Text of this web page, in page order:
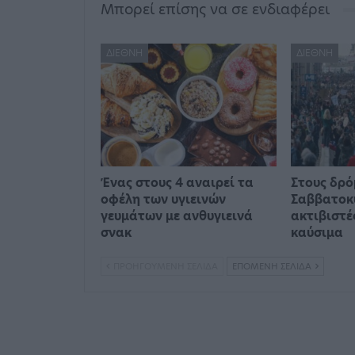
Μπορεί επίσης να σε ενδιαφέρει
ΔΙΕΘΝΉ
Ένας στους 4 αναιρεί τα
οφέλη των υγιεινών
γευμάτων με ανθυγιεινά
σνακ
ΔΙΕΘΝΉ
Στους
καύσιμα
ΕΠΌΜΕΝΗ ΣΕΛΊΔΑ